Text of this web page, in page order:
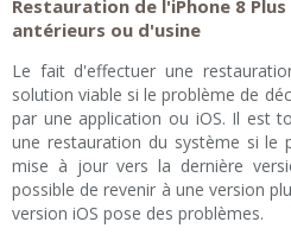
Restauration de l'iPhone 8
antérieurs ou d'usine
Le fait d'effectuer une
solution viable si le problème de
par une application ou iOS. Il est
une restauration du système si le
mise à jour vers la dernière
possible de revenir à une version
version iOS pose des problèmes.